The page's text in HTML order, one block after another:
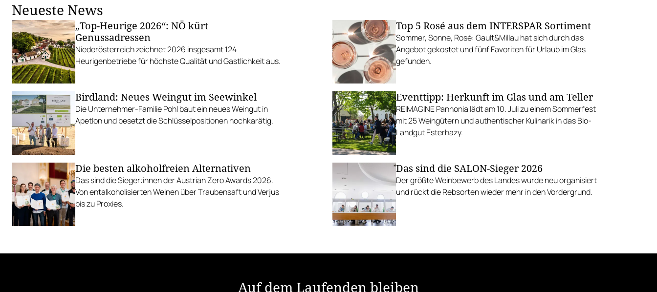
Neueste News
„Top-Heurige 2026“: NÖ kürt
Genussadressen
Niederösterreich zeichnet 2026 insgesamt 124
Heurigenbetriebe für höchste Qualität und Gastlichkeit aus.
Top 5 Rosé aus dem INTERSPAR Sortiment
Sommer, Sonne, Rosé: Gault&Millau hat sich durch das
Angebot gekostet und fünf Favoriten für Urlaub im Glas
gefunden.
Birdland: Neues Weingut im Seewinkel
Die Unternehmer-Familie Pohl baut ein neues Weingut in
Apetlon und besetzt die Schlüsselpositionen hochkarätig.
Eventtipp: Herkunft im Glas und am Teller
REIMAGINE Pannonia lädt am 10. Juli zu einem Sommerfest
mit 25 Weingütern und authentischer Kulinarik in das Bio-
Landgut Esterhazy.
Die besten alkoholfreien Alternativen
Das sind die Sieger:innen der Austrian Zero Awards 2026.
Von entalkoholisierten Weinen über Traubensaft und Verjus
bis zu Proxies.
Das sind die SALON-Sieger 2026
Der größte Weinbewerb des Landes wurde neu organisiert
und rückt die Rebsorten wieder mehr in den Vordergrund.
Auf dem Laufenden bleiben